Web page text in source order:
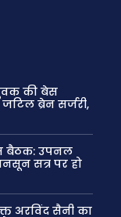
की बेस
ब्रेन सर्जरी,
बैठक: उपनल
सत्र पर हो
अरविंद सैनी का